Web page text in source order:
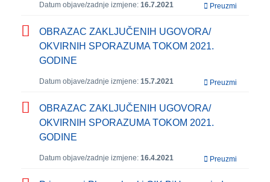
Datum objave/zadnje izmjene: 16.7.2021 Preuzmi
OBRAZAC ZAKLJUČENIH UGOVORA/
OKVIRNIH SPORAZUMA TOKOM 2021.
GODINE
Datum objave/zadnje izmjene: 15.7.2021 Preuzmi
OBRAZAC ZAKLJUČENIH UGOVORA/
OKVIRNIH SPORAZUMA TOKOM 2021.
GODINE
Datum objave/zadnje izmjene: 16.4.2021 Preuzmi